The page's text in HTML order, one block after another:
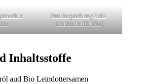
Probierpackung inkl.
Leindotteröl (Bio)
Inhaltsstoffe
aud Bio Leindottersamen